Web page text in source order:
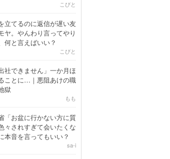
こびと
立てるのに返信が遅い友
ヤ。やんわり言ってやり
何と言えばいい？
こびと
社できません」一か月ほ
ことに…｜悪阻あけの職
獄
もも
「お盆に行かない方に質
々されすぎて会いたくな
本音を言ってもいい？
sa-i